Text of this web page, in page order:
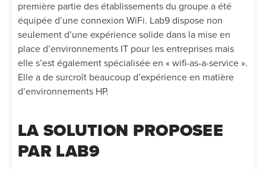
première partie des établissements du groupe a été
équipée d’une connexion WiFi. Lab9 dispose non
seulement d’une expérience solide dans la mise en
place d’environnements IT pour les entreprises mais
elle s’est également spécialisée en « wifi-as-a-service ».
Elle a de surcroît beaucoup d’expérience en matière
d’environnements HP.
LA SOLUTION PROPOSEE
PAR LAB9